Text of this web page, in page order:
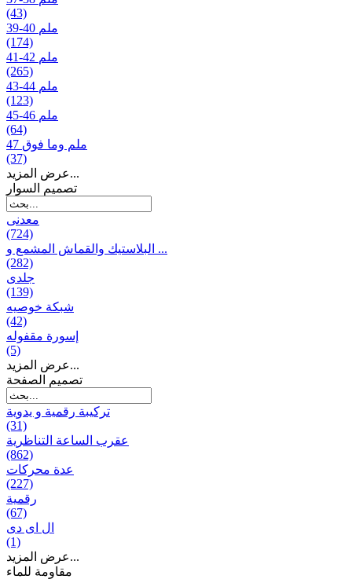
(43)
39-40 ملم
(174)
41-42 ملم
(265)
43-44 ملم
(123)
45-46 ملم
(64)
47 ملم وما فوق
(37)
عرض المزيد...
تصمیم السوار
معدنی
(724)
البلاستيك والقماش المشمع و ...
(282)
جلدی
(139)
شبكة خوصیه
(42)
إسورة مقفوله
(5)
عرض المزيد...
تصميم الصفحة
تركيبة رقمية و يدوية
(31)
عقرب الساعة التناظرية
(862)
عدة محركات
(227)
رقمية
(67)
ال ای دی
(1)
عرض المزيد...
مقاومة للماء